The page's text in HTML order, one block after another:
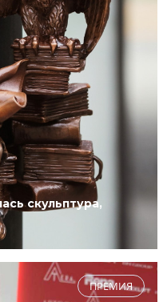
скульптура,
ПРЕМИЯ